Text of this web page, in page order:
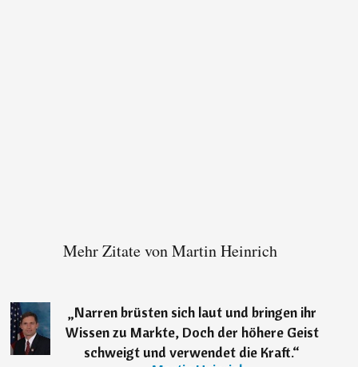
Mehr Zitate von Martin Heinrich
„Narren brüsten sich laut und bringen ihr
Wissen zu Markte, Doch der höhere Geist
schweigt und verwendet die Kraft.“